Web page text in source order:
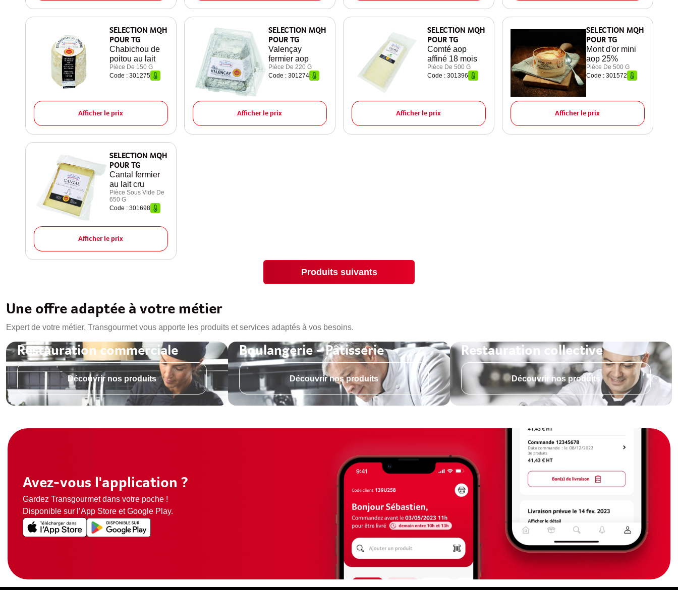
SELECTION MQH
POUR TG
Chabichou de
poitou au lait
Pièce De 150 G
Code : 301275
Afficher le prix
SELECTION MQH
POUR TG
Valençay
fermier aop
Pièce De 220 G
Code : 301274
Afficher le prix
SELECTION MQH
POUR TG
Comté aop
affiné 18 mois
Pièce De 500 G
Code : 301396
Afficher le prix
SELECTION MQH
POUR TG
Mont d'or mini
aop 25%
Pièce De 500 G
Code : 301572
Afficher le prix
SELECTION MQH
POUR TG
Cantal fermier
au lait cru
Pièce Sous Vide De
650 G
Code : 301698
Afficher le prix
Produits suivants
Une offre adaptée à votre métier
Expert de votre métier, Transgourmet vous apporte les produits et services adaptés à vos besoins.
Restauration commerciale
Découvrir nos produits
Boulangerie - Pâtisserie
Découvrir nos produits
Restauration collective
Découvrir nos produits
Avez-vous l'application ?
Gardez Transgourmet dans votre poche !
Disponible sur l’App Store et Google Play.